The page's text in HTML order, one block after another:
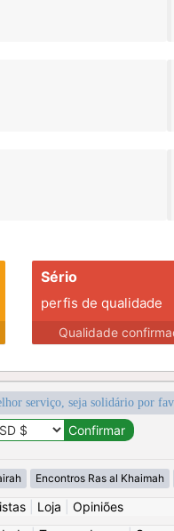
Sério
perfis de qualidade
Qualidade
serviço, seja solidário por
Encontros Ras al Khaimah
Loja
Opiniões